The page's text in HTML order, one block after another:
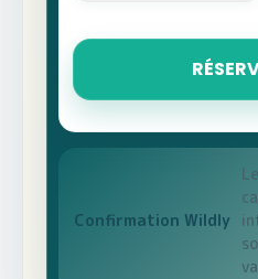
à
avec
Kite
Confirmation Wildly